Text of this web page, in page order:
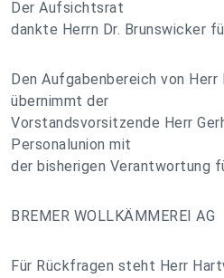
Der Aufsichtsrat
dankte Herrn Dr. Brunswicker
Den Aufgabenbereich von Herr
übernimmt der
Vorstandsvorsitzende Herr
Personalunion mit
der bisherigen Verantwortung
BREMER WOLLKÄMMEREI AG
Für Rückfragen steht Herr